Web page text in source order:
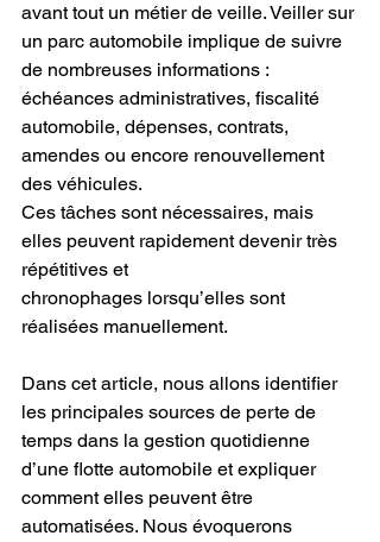
avant tout un métier de veille. Veiller sur
un parc automobile implique de suivre
de nombreuses informations :
échéances administratives, fiscalité
automobile, dépenses, contrats,
amendes ou encore renouvellement
des véhicules.
Ces tâches sont nécessaires, mais
elles peuvent rapidement devenir très
répétitives et
chronophages lorsqu’elles sont
réalisées manuellement.
Dans cet article, nous allons identifier
les principales sources de perte de
temps dans la gestion quotidienne
d’une flotte automobile et expliquer
comment elles peuvent être
automatisées. Nous évoquerons